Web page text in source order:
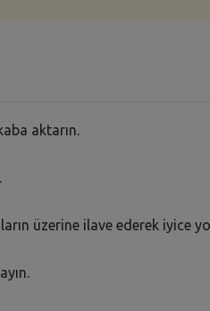
aktarın.
üzerine ilave ederek iyice